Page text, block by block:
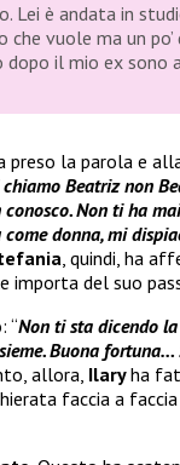
Lei è andata in
che vuole ma un
dopo il mio ex
preso la parola e
Beatriz non
Non ti ha
come donna, mi
, quindi, ha
importa del suo
“Non ti sta dicendo
Buona
allora, Ilaryha
faccia a